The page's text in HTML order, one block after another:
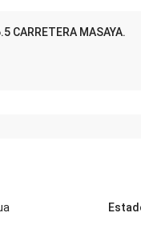
CARRETERA MASAYA.